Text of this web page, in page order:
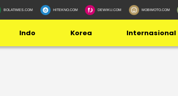
BOLATIMES.COM HITEKNO.COM DEWIKU.COM MOBIMOTO.COM
Indo Korea Internasional